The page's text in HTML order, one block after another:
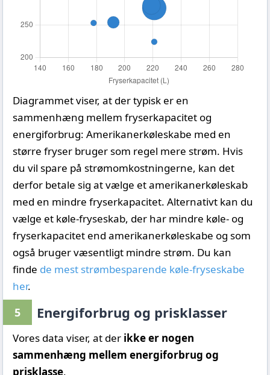
Diagrammet viser, at der typisk er en
sammenhæng mellem fryserkapacitet og
energiforbrug: Amerikanerkøleskabe med en
større fryser bruger som regel mere strøm. Hvis
du vil spare på strømomkostningerne, kan det
derfor betale sig at vælge et amerikanerkøleskab
med en mindre fryserkapacitet. Alternativt kan du
vælge et køle-fryseskab, der har mindre køle- og
fryserkapacitet end amerikanerkøleskabe og som
også bruger væsentligt mindre strøm. Du kan
finde de mest strømbesparende køle-fryseskabe
her.
5 Energiforbrug og prisklasser
Vores data viser, at der ikke er nogen
sammenhæng mellem energiforbrug og
prisklasse.